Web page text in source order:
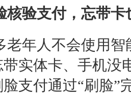
核验支付，忘带卡
老年人不会使用
带实体卡、手机没
支付通过“刷脸”